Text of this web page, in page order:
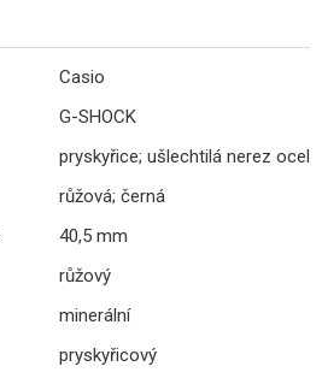
Casio
G-SHOCK
pryskyřice; ušlechtilá nerez ocel
růžová; černá
40,5 mm
růžový
minerální
pryskyřicový